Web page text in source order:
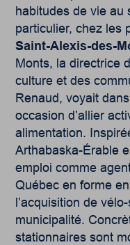
habitudes de vie au
particulier, chez les
Saint-Alexis-des-
Monts, la directrice
culture et des
Renaud, voyait
occasion d’allier
alimentation.
Arthabaska-Érable
emploi comme
Québec en forme
l’acquisition de
municipalité.
stationnaires sont